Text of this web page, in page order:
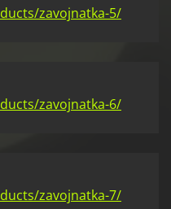
zavojnatka-5/
zavojnatka-6/
zavojnatka-7/